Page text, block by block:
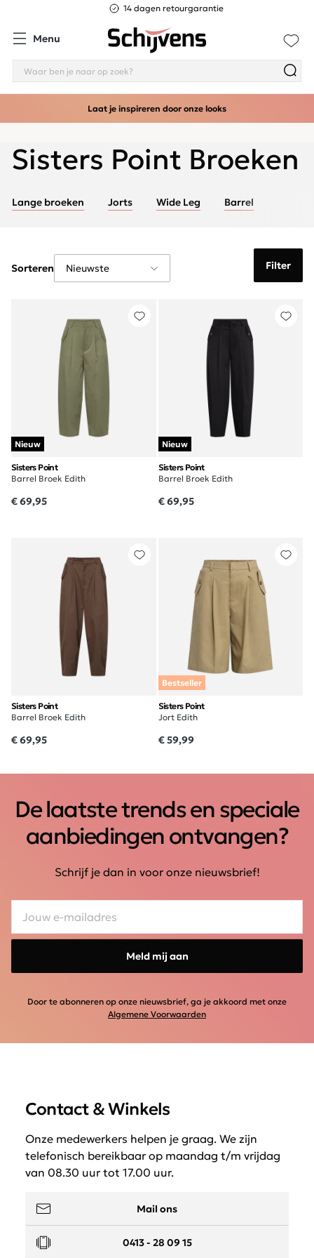
14 dagen retourgarantie
Menu
Laat je inspireren door onze looks
Sisters Point Broeken
Lange broeken Jorts Wide Leg Barrel
Filter
Sorteren
Nieuw
Sisters Point
Barrel Broek Edith
€ 69,95
Nieuw
Sisters Point
Barrel Broek Edith
€ 69,95
Sisters Point
Barrel Broek Edith
€ 69,95
Bestseller
Sisters Point
Jort Edith
€ 59,99
De laatste trends en speciale
aanbiedingen ontvangen?
Schrijf je dan in voor onze nieuwsbrief!
Meld mij aan
Door te abonneren op onze nieuwsbrief, ga je akkoord met onze
Algemene Voorwaarden
Contact & Winkels
Onze medewerkers helpen je graag. We zijn
telefonisch bereikbaar op maandag t/m vrijdag
van 08.30 uur tot 17.00 uur.
Mail ons
0413 - 28 09 15